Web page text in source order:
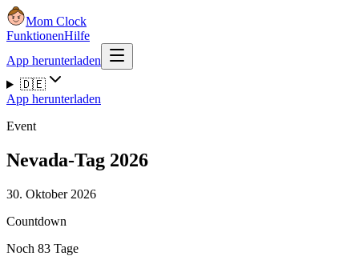
Mom Clock
FunktionenHilfe
App herunterladen
🇩🇪
App herunterladen
Event
Nevada-Tag 2026
30. Oktober 2026
Countdown
Noch 83 Tage